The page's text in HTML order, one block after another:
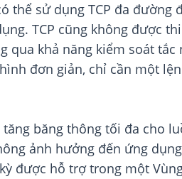
thể sử dụng TCP đa
TCP cũng không được
qua khả năng kiểm soát
đơn giản, chỉ cần một
tăng băng thông tối đa
ảnh hưởng đến ứng
được hỗ trợ trong một